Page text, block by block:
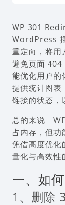
WP 301
WordPress
重定向，将用
避免页面 404
能优化用户
提供统计图表
链接的状态，
总的来说，
占内存，但功
凭借高度优化
量化与高效性
一、如
1、删除